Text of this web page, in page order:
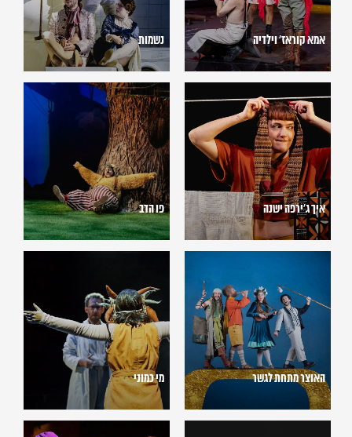
אמא קוראז' וילדיה נשמות
ג'ירפה
ישנה
איך ג'ירפה ישנה
פו
הדב
פו הדב
לגשר
האוצר מתחת לגשר מי כמוני